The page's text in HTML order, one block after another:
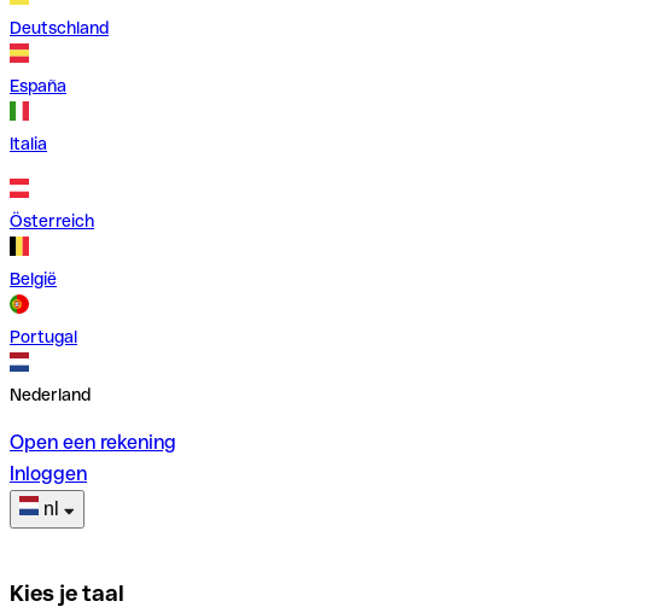
Deutschland
España
Italia
Österreich
België
Portugal
Nederland
Open een rekening
Inloggen
nl
Kies je taal